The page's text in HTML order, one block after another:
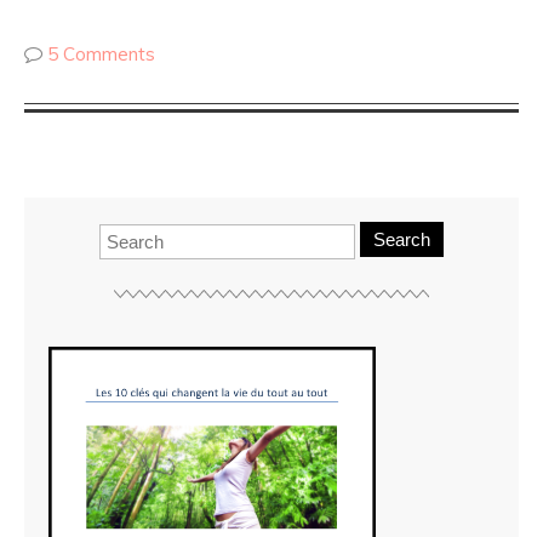
5 Comments
Search